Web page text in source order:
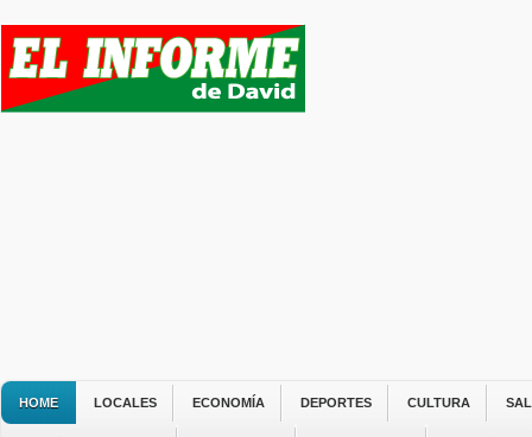
HOME LOCALES ECONOMÍA DEPORTES CULTURA